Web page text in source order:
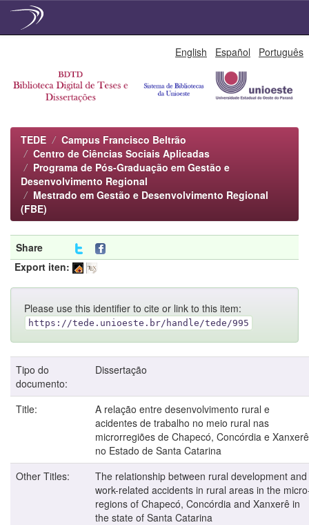
English Español Português
TEDE
Campus Francisco Beltrão
Centro de Ciências Sociais Aplicadas
Programa de Pós-Graduação em Gestão e
Desenvolvimento Regional
Mestrado em Gestão e Desenvolvimento Regional
(FBE)
Share
Export iten:
Please use this identifier to cite or link to this item:
https://tede.unioeste.br/handle/tede/995
Tipo do
documento:
Dissertação
Title:
A relação entre desenvolvimento rural e
acidentes de trabalho no meio rural nas
microrregiões de Chapecó, Concórdia e Xanxerê
no Estado de Santa Catarina
Other Titles:
The relationship between rural development and
work-related accidents in rural areas in the
regions of Chapecó, Concórdia and Xanxerê in
the state of Santa Catarina